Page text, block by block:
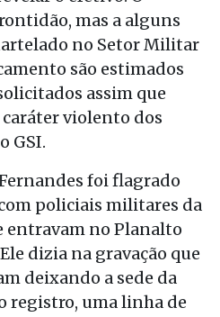
mas a alguns
no Setor Militar
são estimados
assim que
violento dos
GSI.
foi flagrado
policiais militares da
entravam no Planalto
dizia na gravação que
deixando a sede da
registro, uma linha de